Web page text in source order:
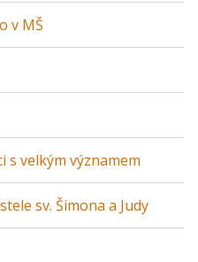
v MŠ
s velkým významem
sv. Šimona a Judy